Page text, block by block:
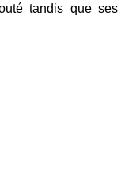
tandis que ses